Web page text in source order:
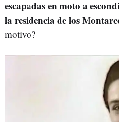
escapadas en moto a
la residencia de los
motivo?